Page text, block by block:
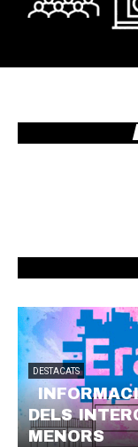
DESTACATS
DELS
MENORS